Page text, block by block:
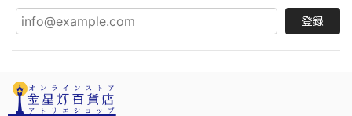
登録